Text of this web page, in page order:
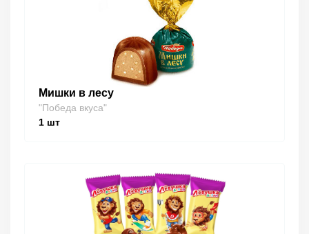
Мишки в лесу
"Победа вкуса"
1 шт